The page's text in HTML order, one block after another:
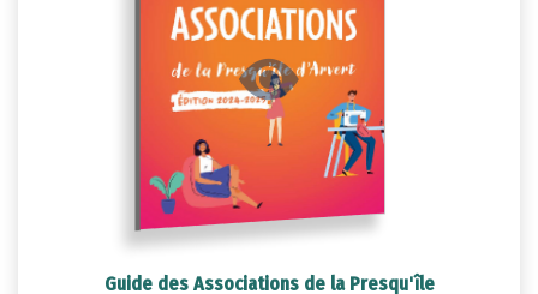
Guide des Associations de la Presqu'île